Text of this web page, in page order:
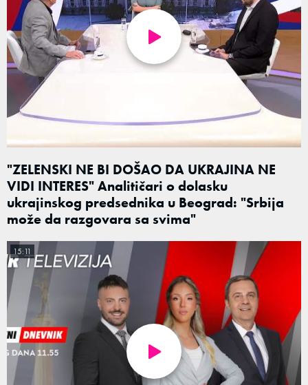
"ZELENSKI NE BI DOŠAO DA UKRAJINA NE
VIDI INTERES" Analitičari o dolasku
ukrajinskog predsednika u Beograd: "Srbija
može da razgovara sa svima"
15:11